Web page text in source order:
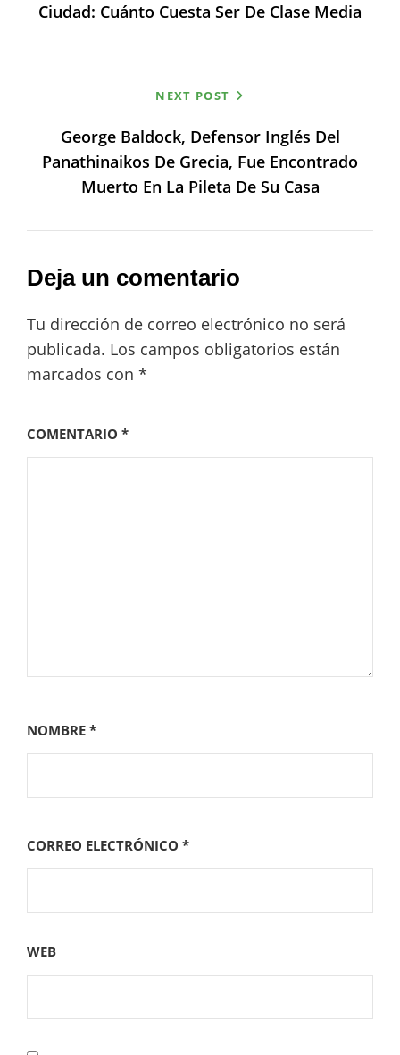
entradas
Ciudad: Cuánto Cuesta Ser De Clase Media
NEXT POST
George Baldock, Defensor Inglés Del
Panathinaikos De Grecia, Fue Encontrado
Muerto En La Pileta De Su Casa
Deja un comentario
Tu dirección de correo electrónico no será
publicada. Los campos obligatorios están
marcados con *
COMENTARIO *
NOMBRE *
CORREO ELECTRÓNICO *
WEB